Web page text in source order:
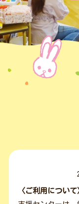
〈ご利用について